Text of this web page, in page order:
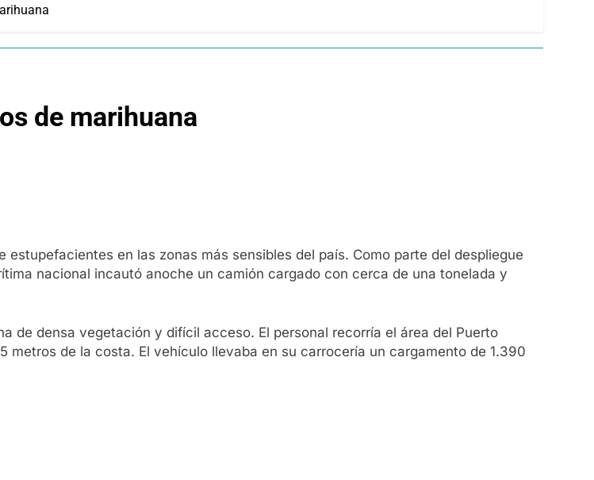
de marihuana
en las zonas más sensibles del país. Como parte del despliegue
nacional incautó anoche un camión cargado con cerca de una tonelada y
de densa vegetación y difícil acceso. El personal recorría el área del Puerto
metros de la costa. El vehículo llevaba en su carrocería un cargamento de 1.390